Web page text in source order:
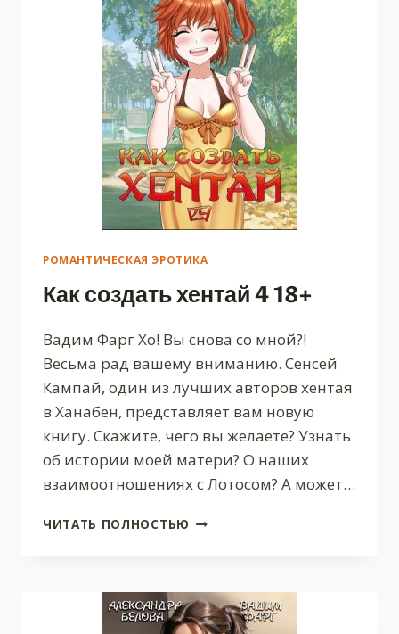
РОМАНТИЧЕСКАЯ ЭРОТИКА
Как создать хентай 4 18+
Вадим Фарг Хо! Вы снова со мной?!
Весьма рад вашему вниманию. Сенсей
Кампай, один из лучших авторов хентая
в Ханабен, представляет вам новую
книгу. Скажите, чего вы желаете? Узнать
об истории моей матери? О наших
взаимоотношениях с Лотосом? А может…
ЧИТАТЬ ПОЛНОСТЬЮ КАК
18+